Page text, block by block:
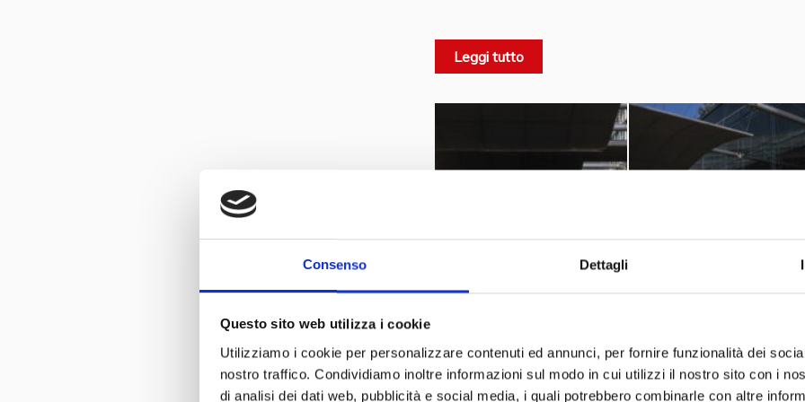
Consenso Dettagli
Questo sito web utilizza i cookie
Utilizziamo i cookie per personalizzare contenuti ed annunci, per fornire funzionalità dei
nostro traffico. Condividiamo inoltre informazioni sul modo in cui utilizzi il nostro sito con i
di analisi dei dati web, pubblicità e social media, i quali potrebbero combinarle con altre
Ferrari“ bezeichnet, obwohl er weniger leistungsfähig
3.500 bis 4.000 Dollarentsprach.
Er war mit einem vom Simca 1100 Ti abgeleiteten
Jahren nur vom Lamborghini Miura praktiziert wurde.
Die Karosserie bestand ausGlasfaserplatten
und war
Sportwagen mit dieser Lösung machte.Das Cockpit
Flugzeugstil ausgestattet . 1980 wurde die
Leggi tutto